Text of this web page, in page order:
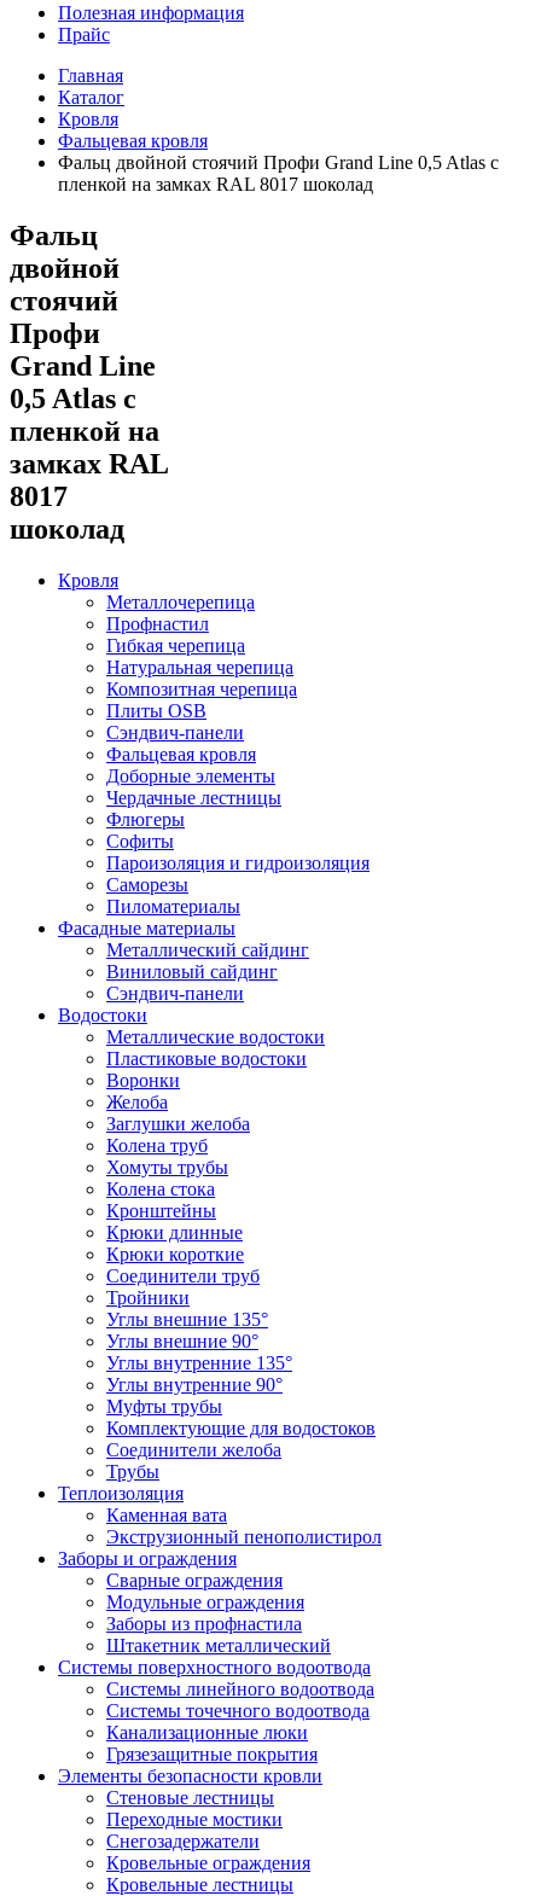
Полезная информация
Прайс
Главная
Каталог
Кровля
Фальцевая кровля
Фальц двойной стоячий Профи Grand Line 0,5 Atlas с
пленкой на замках RAL 8017 шоколад
Фальц
двойной
стоячий
Профи
Grand Line
0,5 Atlas с
пленкой на
замках RAL
8017
шоколад
Кровля
Металлочерепица
Профнастил
Гибкая черепица
Натуральная черепица
Композитная черепица
Плиты OSB
Сэндвич-панели
Фальцевая кровля
Доборные элементы
Чердачные лестницы
Флюгеры
Софиты
Пароизоляция и гидроизоляция
Саморезы
Пиломатериалы
Фасадные материалы
Металлический сайдинг
Виниловый сайдинг
Сэндвич-панели
Водостоки
Металлические водостоки
Пластиковые водостоки
Воронки
Желоба
Заглушки желоба
Колена труб
Хомуты трубы
Колена стока
Кронштейны
Крюки длинные
Крюки короткие
Соединители труб
Тройники
Углы внешние 135°
Углы внешние 90°
Углы внутренние 135°
Углы внутренние 90°
Муфты трубы
Комплектующие для водостоков
Соединители желоба
Трубы
Теплоизоляция
Каменная вата
Экструзионный пенополистирол
Заборы и ограждения
Сварные ограждения
Модульные ограждения
Заборы из профнастила
Штакетник металлический
Системы поверхностного водоотвода
Системы линейного водоотвода
Системы точечного водоотвода
Канализационные люки
Грязезащитные покрытия
Элементы безопасности кровли
Стеновые лестницы
Переходные мостики
Снегозадержатели
Кровельные ограждения
Кровельные лестницы